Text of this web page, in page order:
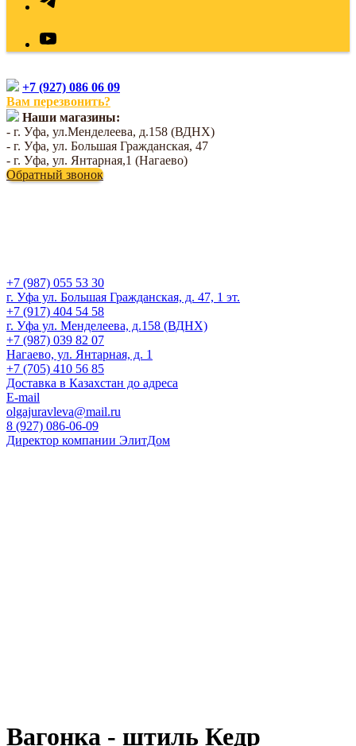
+7 (927) 086 06 09
Вам перезвонить?
Наши магазины:
- г. Уфа, ул.Менделеева, д.158 (ВДНХ)
- г. Уфа, ул. Большая Гражданская, 47
- г. Уфа, ул. Янтарная,1 (Нагаево)
Обратный звонок
+7 (987) 055 53 30
г. Уфа ул. Большая Гражданская, д. 47, 1 эт.
+7 (917) 404 54 58
г. Уфа ул. Менделеева, д.158 (ВДНХ)
+7 (987) 039 82 07
Нагаево, ул. Янтарная, д. 1
+7 (705) 410 56 85
Доставка в Казахстан до адреса
E-mail
olgajuravleva@mail.ru
8 (927) 086-06-09
Директор компании ЭлитДом
Вагонка - штиль Кедр